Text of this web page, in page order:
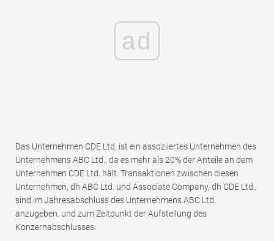
ad
Das Unternehmen CDE Ltd. ist ein assoziiertes Unternehmen des
Unternehmens ABC Ltd., da es mehr als 20% der Anteile an dem
Unternehmen CDE Ltd. hält. Transaktionen zwischen diesen
Unternehmen, dh ABC Ltd. und Associate Company, dh CDE Ltd.,
sind im Jahresabschluss des Unternehmens ABC Ltd.
anzugeben. und zum Zeitpunkt der Aufstellung des
Konzernabschlusses.